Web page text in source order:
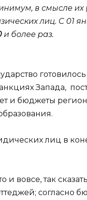
в смысле
лиц. С 01
и более раз.
Запада,
бюджеты
лиц в
и вовсе, так
согласно